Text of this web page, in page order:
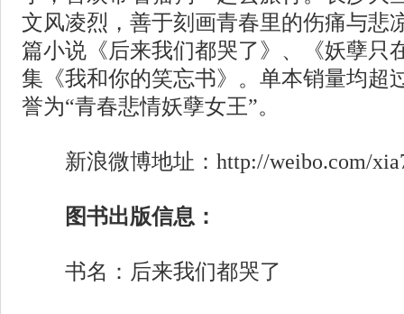
文风凌烈，善于刻画青春里的伤痛与悲
篇小说《后来我们都哭了》、《妖孽只
集《我和你的笑忘书》。单本销量均超
誉为“青春悲情妖孽女王”。
新浪微博地址：http://weibo.com/
图书出版信息：
书名：后来我们都哭了